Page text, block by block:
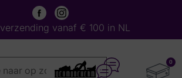
vanaf € 100 in NL
0